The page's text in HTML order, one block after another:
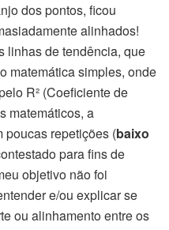
dos pontos, ficou
alinhados!
linhas de tendência, que
matemática simples, onde
R² (Coeficiente de
matemáticos, a
poucas repetições (baixo
para fins de
objetivo não foi
e/ou explicar se
ou alinhamento entre os